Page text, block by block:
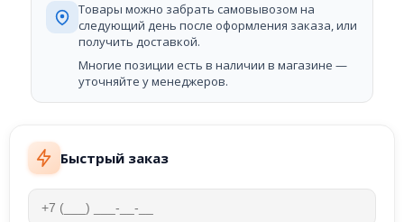
Быстрый заказ
Товары можно забрать самовывозом на
следующий день после оформления заказа, или
получить доставкой.
Многие позиции есть в наличии в магазине —
уточняйте у менеджеров.